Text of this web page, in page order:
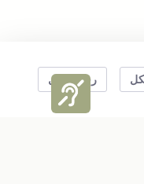
رفض الكل